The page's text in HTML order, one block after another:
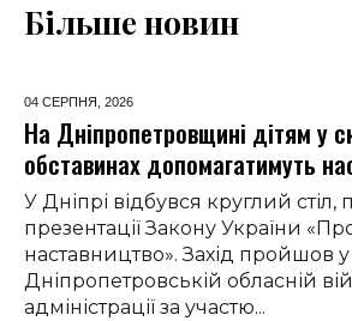
Більше новин
04 СЕРПНЯ, 2026
На Дніпропетровщині дітям у
обставинах допомагатимуть
У Дніпрі відбувся круглий
презентації Закону України
наставництво». Захід пройшов у
Дніпропетровській обласній
адміністрації за участю...